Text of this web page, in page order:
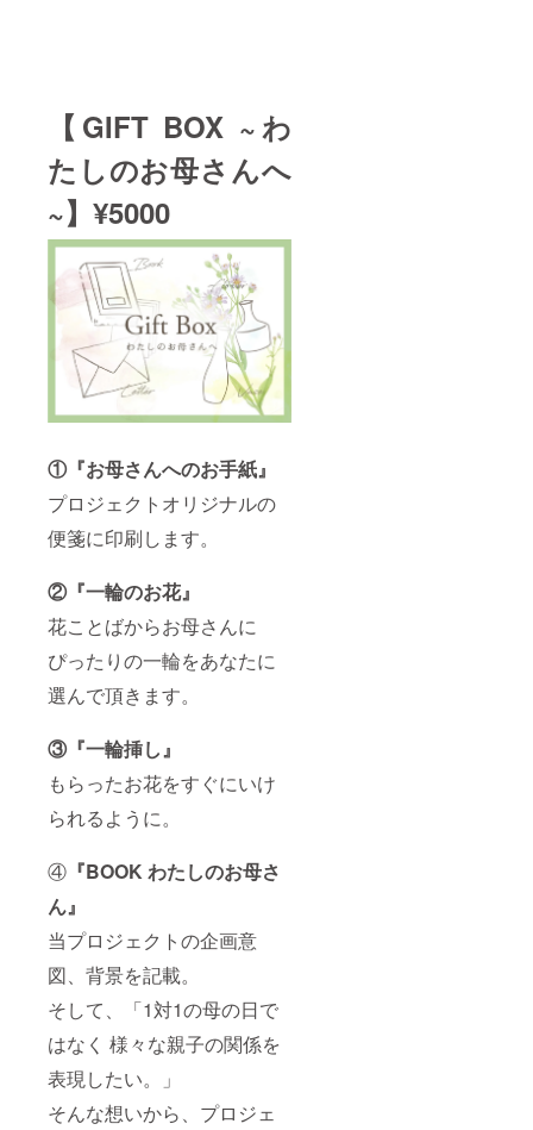
【GIFT BOX ~わ
たしのお母さんへ
~】¥5000
①『お母さんへのお手紙』
プロジェクトオリジナルの
便箋に印刷します。
②『一輪のお花』
花ことばからお母さんに
ぴったりの一輪をあなたに
選んで頂きます。
③『一輪挿し』
もらったお花をすぐにいけ
られるように。
④ 『BOOK わたしのお母さ
ん』
当プロジェクトの企画意
図、背景を記載。
そして、「1対1の母の日で
はなく 様々な親子の関係を
表現したい。」
そんな想いから、プロジェ